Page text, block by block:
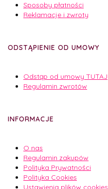
Sposoby płatności
Reklamacje i zwroty
ODSTĄPIENIE OD UMOWY
Odstąp od umowy TUTAJ
Regulamin zwrotów
INFORMACJE
O nas
Regulamin zakupów
Polityka Prywatności
Polityka Cookies
Ustawienia plików cookies